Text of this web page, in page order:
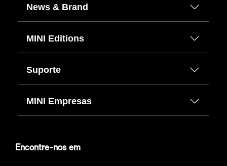
News & Brand
MINI Editions
Suporte
MINI Empresas
Encontre-nos em